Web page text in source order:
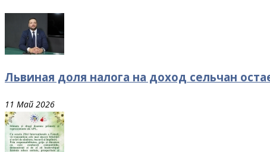
Львиная доля налога на доход сельчан
11 Май 2026